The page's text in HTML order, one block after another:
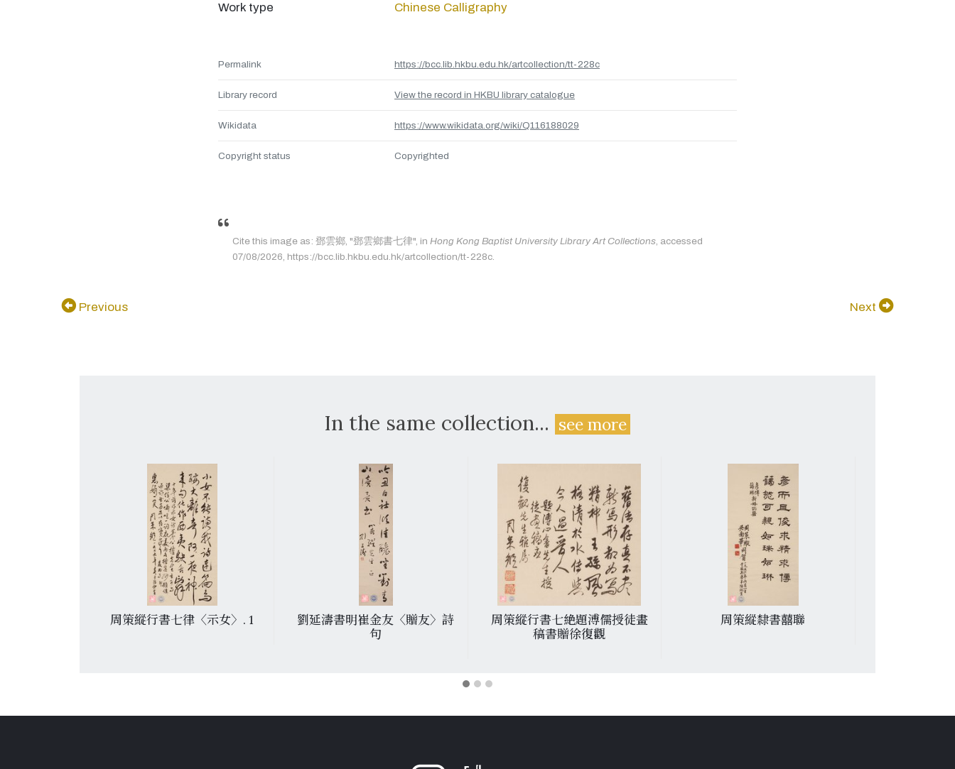
Work type Chinese Calligraphy
Permalink https://bcc.lib.hkbu.edu.hk/artcollection/tt-228c
Library record View the record in HKBU library catalogue
Wikidata https://www.wikidata.org/wiki/Q116188029
Copyright status Copyrighted
Cite this image as: 鄧雲鄉, "鄧雲鄉書七律", in Hong Kong Baptist University Library Art Collections, accessed
07/08/2026, https://bcc.lib.hkbu.edu.hk/artcollection/tt-228c.
Previous Next
In the same collection...see more
周策縱行書七律〈示女〉. 1
劉延濤書明崔金友〈贈友〉詩
句
周策縱行書七絶題溥儒授徒畫
稿書贈徐復觀
周策縱隸書囍聯